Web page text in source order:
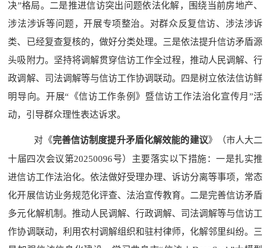
决”格局。二是推进信访突出问题依法化解，围绕当前房地产、
涉法涉诉等问题，开展专项整治。对群众反复信访、涉法涉诉
类、已经复查复核的，做好分类处理。三是依法提升信访矛盾源
头吸附力。坚持将调解贯穿信访工作全过程，推动人民调解、行
政调解、司法调解等与信访工作协调联动。四是树立依法信访鲜
明导向。开展“ 《信访工作条例》暨信访工作法治化宣传月 ”活
动，引导群众理性表达诉求。
对 《完善信访制度提升矛盾化解效能的建议》（市人大二
十届四次会议第20250096号）主要落实以下措施：一是扎实推
进信访工作法治化。依法做好受理办理、诉访分离等事项，常态
化开展信访业务规范化评查、法治宣传教育。二是完善信访矛盾
多元化解机制。推动人民调解、行政调解、司法调解等与信访工
作协调联动，利用农村调解组织和驻村律师，化解邻里纠纷。三